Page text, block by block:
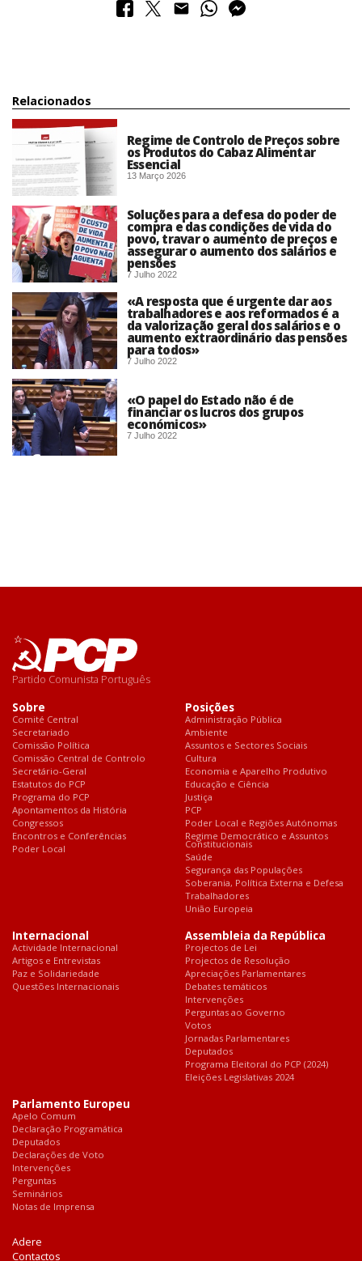
Relacionados
Regime de Controlo de Preços sobre
os Produtos do Cabaz Alimentar
Essencial
13 Março 2026
Soluções para a defesa do poder de
compra e das condições de vida do
povo, travar o aumento de preços e
assegurar o aumento dos salários e
pensões
7 Julho 2022
«A resposta que é urgente dar aos
trabalhadores e aos reformados é a
da valorização geral dos salários e o
aumento extraordinário das pensões
para todos»
7 Julho 2022
«O papel do Estado não é de
financiar os lucros dos grupos
económicos»
7 Julho 2022
Partido Comunista Português
Sobre
Comité Central
Secretariado
Comissão Política
Comissão Central de Controlo
Secretário-Geral
Estatutos do PCP
Programa do PCP
Apontamentos da História
Congressos
Encontros e Conferências
Poder Local
Posições
Administração Pública
Ambiente
Assuntos e Sectores Sociais
Cultura
Economia e Aparelho Produtivo
Educação e Ciência
Justiça
PCP
Poder Local e Regiões Autónomas
Regime Democrático e Assuntos
Constitucionais
Saúde
Segurança das Populações
Soberania, Política Externa e Defesa
Trabalhadores
União Europeia
Internacional
Actividade Internacional
Artigos e Entrevistas
Paz e Solidariedade
Questões Internacionais
Assembleia da República
Projectos de Lei
Projectos de Resolução
Apreciações Parlamentares
Debates temáticos
Intervenções
Perguntas ao Governo
Votos
Jornadas Parlamentares
Deputados
Programa Eleitoral do PCP (2024)
Eleições Legislativas 2024
Parlamento Europeu
Apelo Comum
Declaração Programática
Deputados
Declarações de Voto
Intervenções
Perguntas
Seminários
Notas de Imprensa
Adere
Contactos